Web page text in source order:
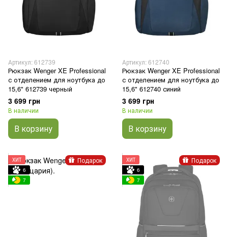
Артикул: 612739
Рюкзак Wenger XE Professional
с отделением для ноутбука до
15,6" 612739 черный
3 699 грн
В наличии
В корзину
Артикул: 612740
Рюкзак Wenger XE Professional
с отделением для ноутбука до
15,6" 612740 синий
3 699 грн
В наличии
В корзину
Подарок
ХИТ
6
7
Подарок
ХИТ
6
7